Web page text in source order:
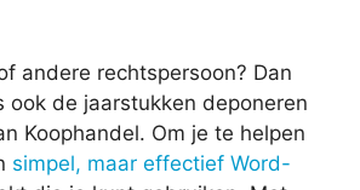
andere rechtspersoon? Dan
ook de jaarstukken deponeren
Koophandel. Om je te helpen
simpel, maar effectief Word-